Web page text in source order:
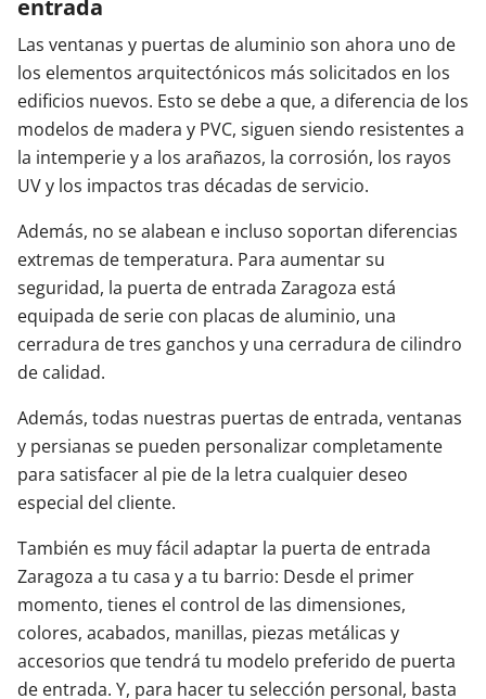
entrada
Las ventanas y puertas de aluminio son ahora uno de
los elementos arquitectónicos más solicitados en los
edificios nuevos. Esto se debe a que, a diferencia de los
modelos de madera y PVC, siguen siendo resistentes a
la intemperie y a los arañazos, la corrosión, los rayos
UV y los impactos tras décadas de servicio.
Además, no se alabean e incluso soportan diferencias
extremas de temperatura. Para aumentar su
seguridad, la puerta de entrada Zaragoza está
equipada de serie con placas de aluminio, una
cerradura de tres ganchos y una cerradura de cilindro
de calidad.
Además, todas nuestras puertas de entrada, ventanas
y persianas se pueden personalizar completamente
para satisfacer al pie de la letra cualquier deseo
especial del cliente.
También es muy fácil adaptar la puerta de entrada
Zaragoza a tu casa y a tu barrio: Desde el primer
momento, tienes el control de las dimensiones,
colores, acabados, manillas, piezas metálicas y
accesorios que tendrá tu modelo preferido de puerta
de entrada. Y, para hacer tu selección personal, basta